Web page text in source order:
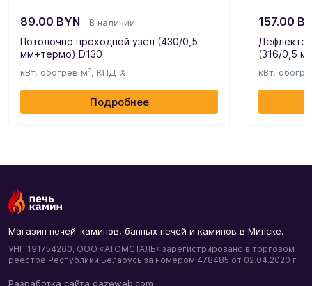
89.00 BYN В наличии
Потолочно проходной узел (430/0,5
мм+термо) D130
кВт, обогрев м³, КПД %
Подробнее
157.00
(316/0,5
кВт,
Магазин печей-каминов, банных печей и каминов в Минске.
УНП 191754260, ООО «АТОМСТАЛЬ» зарегистрировано в торговом
реестре Республики Беларусь за номером 478485 от 02.04.2020 г.
Разработка сайта dazeweb.com